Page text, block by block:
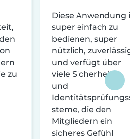
zu
Diese Anwendung
super einfach zu
bedienen, super
nützlich,
und verfügt über
viele Sicherheits-
und
steme, die den
Mitgliedern ein
sicheres Gefühl